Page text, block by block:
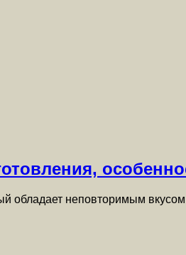
обладает неповторимым